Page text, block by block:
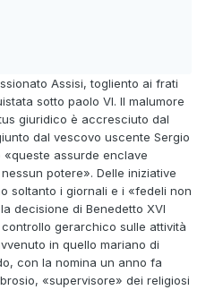
Assisi, togliento ai frati
sotto paolo VI. Il malumore
giuridico è accresciuto dal
dal vescovo uscente Sergio
assurde enclave
potere». Delle iniziative
soltanto i giornali e i «fedeli non
decisione di Benedetto XVI
gerarchico sulle attività
in quello mariano di
con la nomina un anno fa
«supervisore» dei religiosi